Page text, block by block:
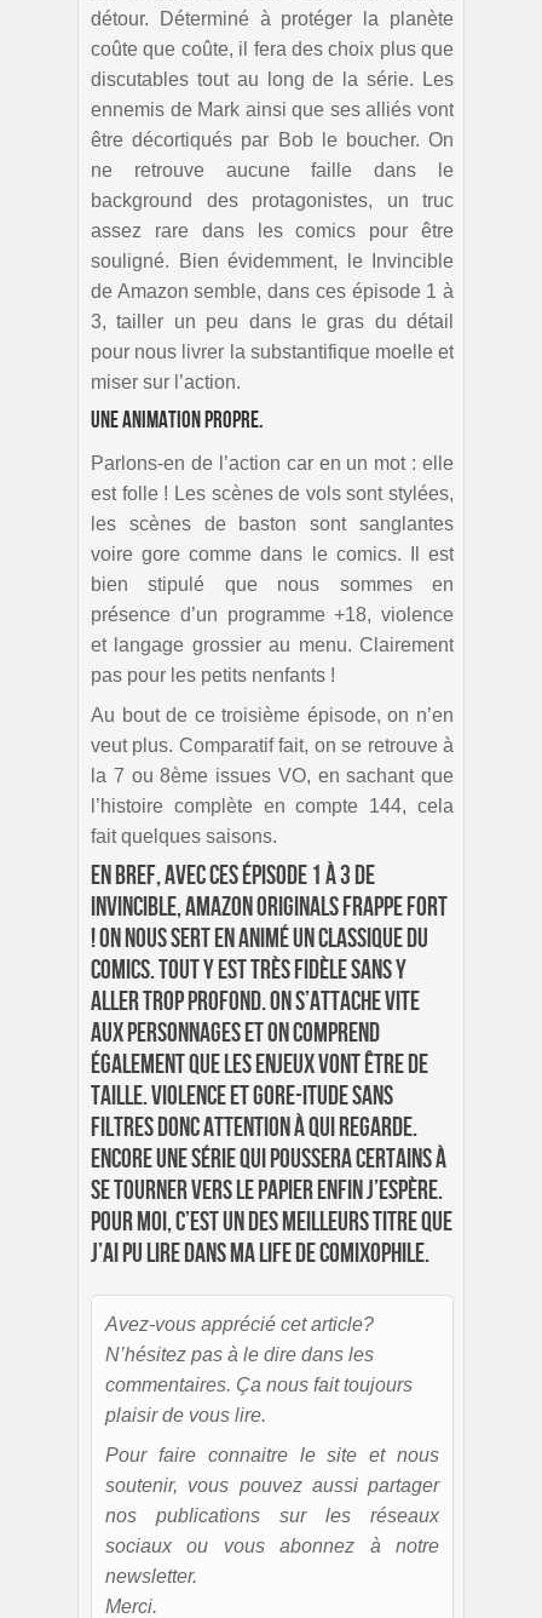
détour. Déterminé à protéger la planète
coûte que coûte, il fera des choix plus que
discutables tout au long de la série. Les
ennemis de Mark ainsi que ses alliés vont
être décortiqués par Bob le boucher. On
ne retrouve aucune faille dans le
background des protagonistes, un truc
assez rare dans les comics pour être
souligné. Bien évidemment, le Invincible
de Amazon semble, dans ces épisode 1 à
3, tailler un peu dans le gras du détail
pour nous livrer la substantifique moelle et
miser sur l’action.
Une animation propre.
Parlons-en de l’action car en un mot : elle
est folle ! Les scènes de vols sont stylées,
les scènes de baston sont sanglantes
voire gore comme dans le comics. Il est
bien stipulé que nous sommes en
présence d’un programme +18, violence
et langage grossier au menu. Clairement
pas pour les petits nenfants !
Au bout de ce troisième épisode, on n’en
veut plus. Comparatif fait, on se retrouve à
la 7 ou 8ème issues VO, en sachant que
l’histoire complète en compte 144, cela
fait quelques saisons.
En bref, avec ces épisode 1 à 3 de
Invincible, Amazon Originals frappe fort
! On nous sert en animé un classique du
comics. Tout y est très fidèle sans y
aller trop profond. On s’attache vite
aux personnages et on comprend
également que les enjeux vont être de
taille. Violence et gore-itude sans
filtres donc attention à qui regarde.
Encore une série qui poussera certains à
se tourner vers le papier enfin j’espère.
Pour moi, c’est un des meilleurs titre que
j’ai pu lire dans ma life de comixophile.
Avez-vous apprécié cet article?
N’hésitez pas à le dire dans les
commentaires. Ça nous fait toujours
plaisir de vous lire.
Pour faire connaitre le site et nous
soutenir, vous pouvez aussi partager
nos publications sur les réseaux
sociaux ou vous abonnez à notre
newsletter.
Merci.